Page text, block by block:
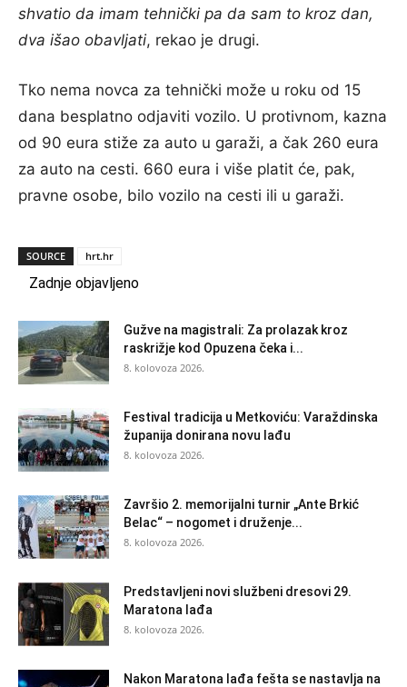
shvatio da imam tehnički pa da sam to kroz dan,
dva išao obavljati, rekao je drugi.
Tko nema novca za tehnički može u roku od 15
dana besplatno odjaviti vozilo. U protivnom, kazna
od 90 eura stiže za auto u garaži, a čak 260 eura
za auto na cesti. 660 eura i više platit će, pak,
pravne osobe, bilo vozilo na cesti ili u garaži.
SOURCE hrt.hr
Zadnje objavljeno
Gužve na magistrali: Za prolazak kroz
raskrižje kod Opuzena čeka i...
8. kolovoza 2026.
Festival tradicija u Metkoviću: Varaždinska
županija donirana novu lađu
8. kolovoza 2026.
Završio 2. memorijalni turnir „Ante Brkić
Belac“ – nogomet i druženje...
8. kolovoza 2026.
Predstavljeni novi službeni dresovi 29.
Maratona lađa
8. kolovoza 2026.
Nakon Maratona lađa fešta se nastavlja na